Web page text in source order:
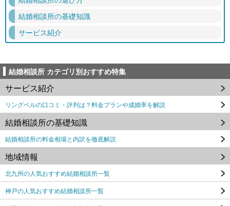
結婚相談所の基礎知識
サービス紹介
結婚相談所 カテゴリ別おすすめ特集
サービス紹介
リングベルの口コミ・評判は？料金プランや成婚率を解説
結婚相談所の基礎知識
結婚相談所の料金相場と内訳を徹底解説
地域情報
北九州の人気おすすめ結婚相談所一覧
神戸の人気おすすめ結婚相談所一覧